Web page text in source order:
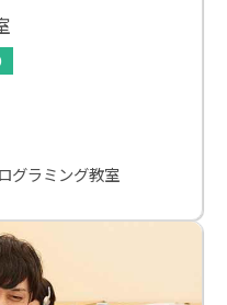
グラミング教室